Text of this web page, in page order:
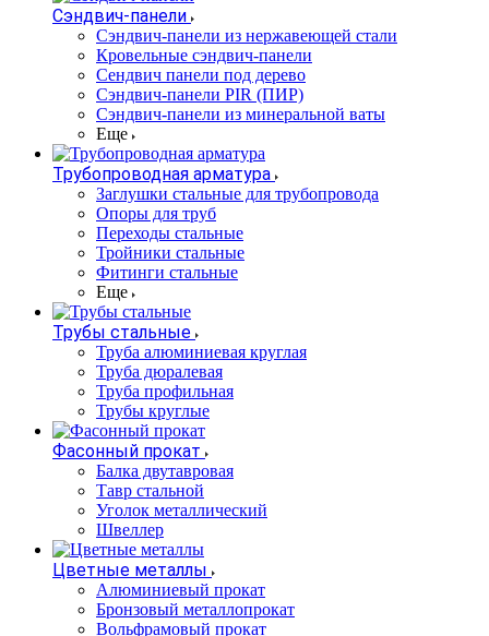
Сэндвич-панели
Cэндвич-панели из нержавеющей стали
Кровельные сэндвич-панели
Сендвич панели под дерево
Сэндвич-панели PIR (ПИР)
Сэндвич-панели из минеральной ваты
Еще
Трубопроводная арматура
Заглушки стальные для трубопровода
Опоры для труб
Переходы стальные
Тройники стальные
Фитинги стальные
Еще
Трубы стальные
Труба алюминиевая круглая
Труба дюралевая
Труба профильная
Трубы круглые
Фасонный прокат
Балка двутавровая
Тавр стальной
Уголок металлический
Швеллер
Цветные металлы
Алюминиевый прокат
Бронзовый металлопрокат
Вольфрамовый прокат